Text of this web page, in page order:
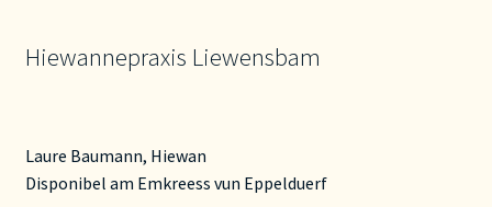
Hiewannepraxis Liewensbam
Laure Baumann, Hiewan
Disponibel am Emkreess vun Eppelduerf